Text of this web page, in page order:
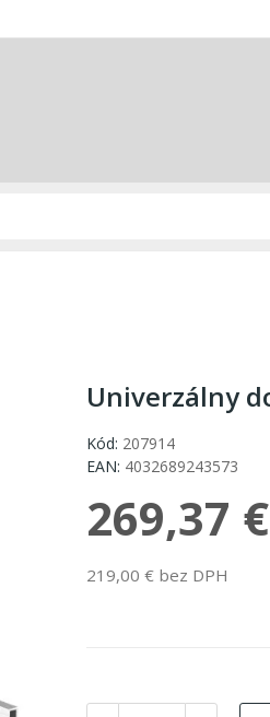
Univerzálny
Kód: 207914
EAN: 4032689243573
269,37 €
219,00 € bez DPH